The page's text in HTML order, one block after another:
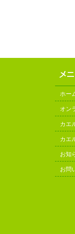
ホー
オン
カエ
カエ
お知
お問